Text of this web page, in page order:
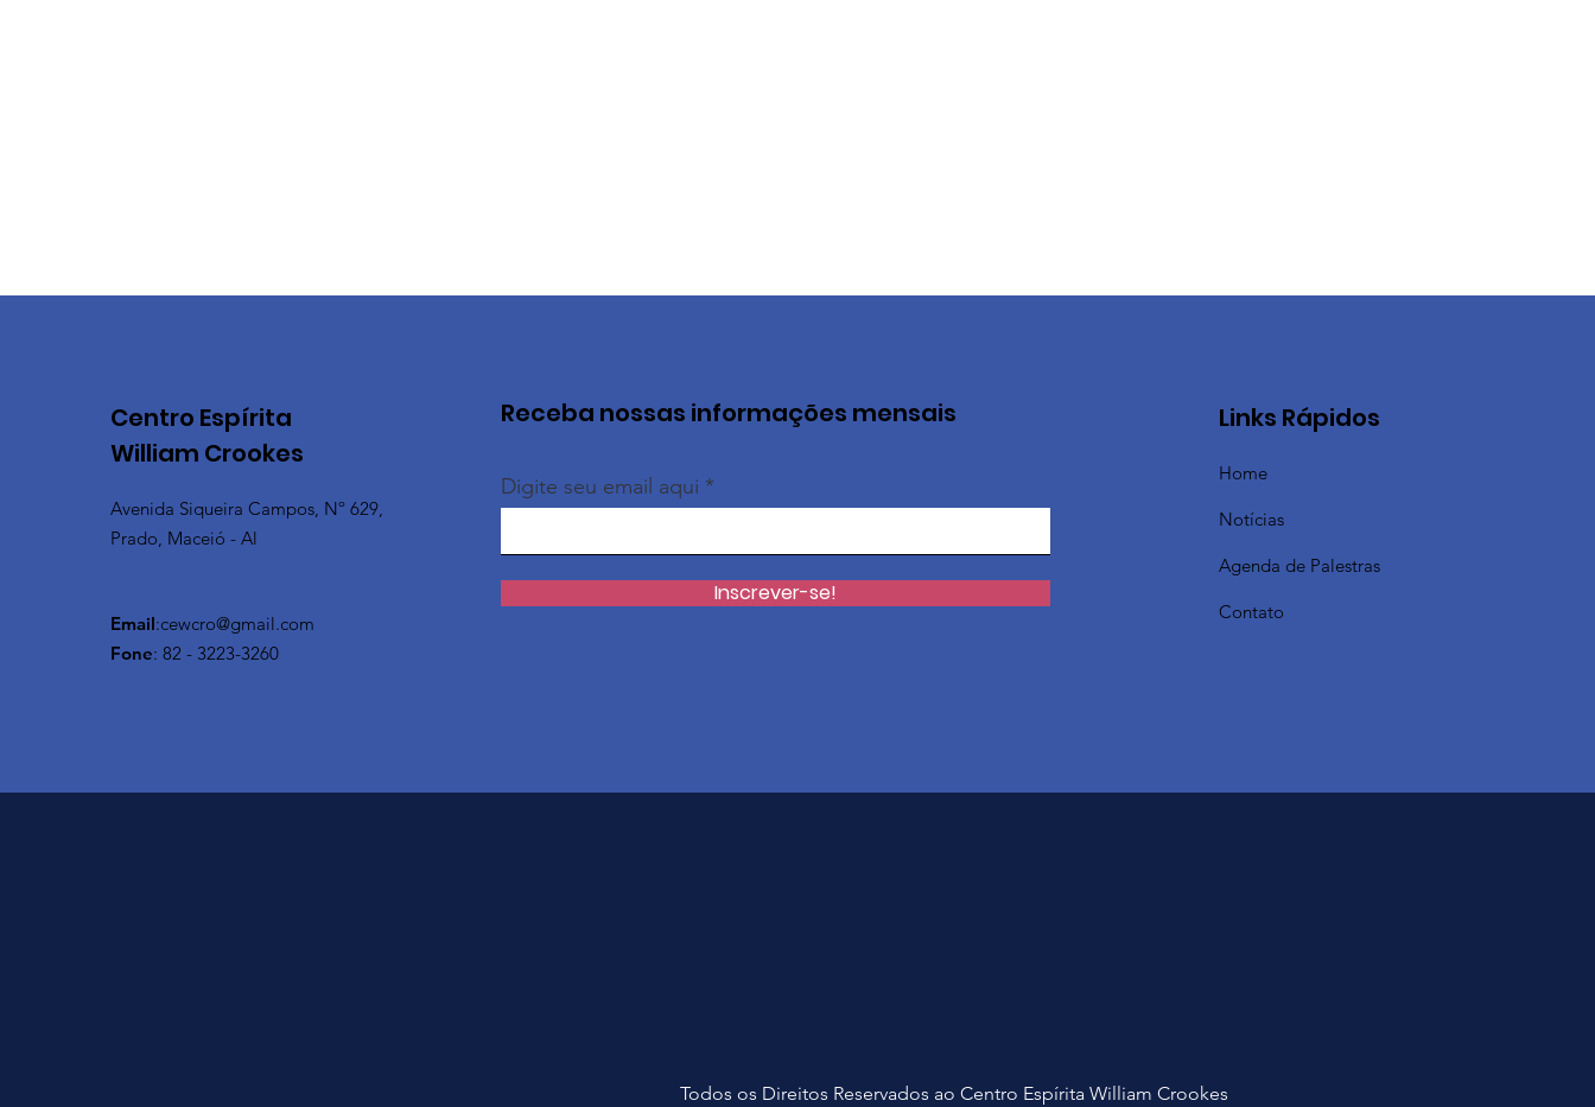
Centro Espírita
William Crookes
Avenida Siqueira Campos, Nº 629,
Prado, Maceió - Al
Email:cewcro@gmail.com
Fone: 82 - 3223-3260
Receba nossas informações mensais
Digite seu email aqui
Inscrever-se!
Links Rápidos
Home
Notícias
Agenda de Palestras
Contato
Todos os Direitos Reservados ao Centro Espírita William Crookes